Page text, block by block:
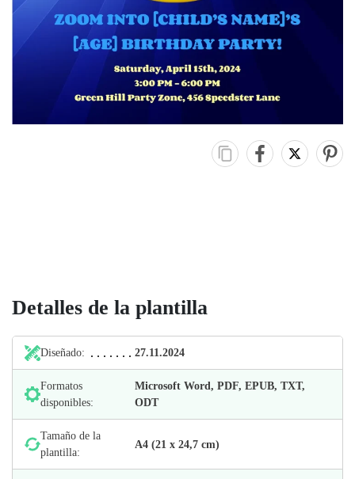
Detalles de la plantilla
Diseñado: 27.11.2024
Formatos
disponibles:
Microsoft Word, PDF, EPUB, TXT,
ODT
Tamaño de la
plantilla:
А4 (21 х 24,7 cm)